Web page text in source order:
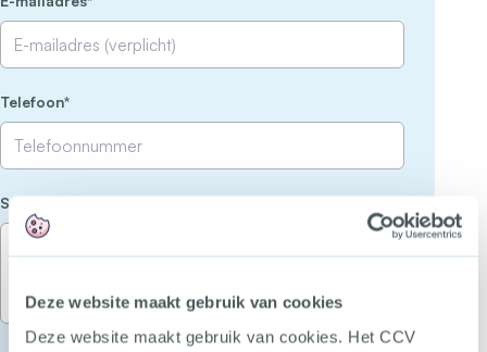
Deze website maakt gebruik van cookies
Deze website maakt gebruik van cookies. Het CCV
Telefoon
Stel je vraag (Vereist)